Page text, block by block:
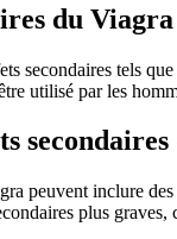
du Viagra
secondaires tels
utilisé par les
peuvent inclure
plus